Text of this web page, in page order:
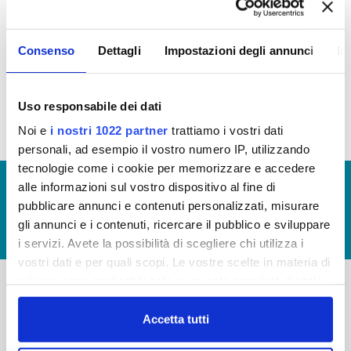
Consenso Dettagli Impostazioni degli annunci
Uso responsabile dei dati
Noi e i nostri 1022 partner trattiamo i vostri dati
personali, ad esempio il vostro numero IP, utilizzando
tecnologie come i cookie per memorizzare e accedere
alle informazioni sul vostro dispositivo al fine di
pubblicare annunci e contenuti personalizzati, misurare
gli annunci e i contenuti, ricercare il pubblico e sviluppare
i servizi. Avete la possibilità di scegliere chi utilizza i
vostri dati e per quali scopi. Le vostre scelte in materia di
in cui avete effettuato le vostre scelte. È possibile
modificare o revocare il proprio consenso in qualsiasi
momento dalla Dichiarazione sui cookie o facendo clic
Accetta tutti
© Copyright 2017 - 2026
GLOSSARIO
GIUDICA IL SERVIZIO
LAVORA CON NOI
FAQ